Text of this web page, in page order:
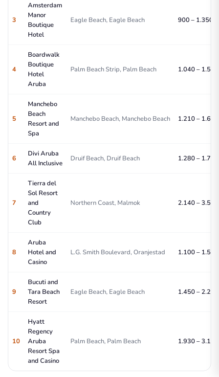
3
Amsterdam
Manor
Boutique
Hotel
Eagle Beach, Eagle Beach 900 – 1.350
4
Boardwalk
Boutique
Hotel
Aruba
Palm Beach Strip, Palm Beach 1.040 –
5
Manchebo
Beach
Resort and
Spa
Manchebo Beach, Manchebo Beach 1.210 –
6
Divi Aruba
All Inclusive
Druif Beach, Druif Beach 1.280 –
7
Tierra del
Sol Resort
and
Country
Club
Northern Coast, Malmok 2.140 –
8
Aruba
Hotel and
Casino
L.G. Smith Boulevard, Oranjestad 1.100 –
9
Bucuti and
Tara Beach
Resort
Eagle Beach, Eagle Beach 1.450 –
10
Hyatt
Regency
Aruba
Resort Spa
and Casino
Palm Beach, Palm Beach 1.930 –